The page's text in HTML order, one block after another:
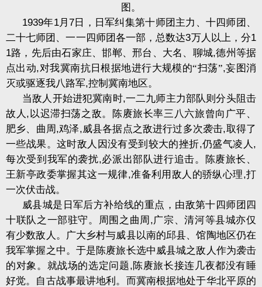
图。
1939年1月7 日，日军纠集第十师团主力、十四师团、
二十七师团、一一四师团各一部，总数达3万人以上，分1
1路，先后由石家庄、邯郸、邢台、大名、聊城,德州等据
点出动,对我冀南抗日根据地进行大规模的“扫荡”,妄图消
灭或驱逐我八路军,控制冀南地区。
当敌人开始进犯冀南时,一二九师主力部队则分头阻击
故人 ,以迟滞扫荡之敌。陈赓旅长率三八六旅曾向广平、
肥乡、曲周 ,鸡泽,威县各据点之敌进行过多次袭击,取得了
一些战果。这时敌人因没有受到较大的挫折,仍盛气凌人 ,
每次受到我军的袭扰,必派出部队进行追击。陈赓旅长、
王新亭政委掌握其这一规律,准备利用敌人的骄纵心理,打
一次伏击战。
威县城是日军后方补给线的重点，由敌第十四师团四
十联队之一部驻守。周围之曲周 ,广宗、清河等县城亦仅
有少数敌人。广大乡村与威县以南的邱县、馆陶地区仍在
我军掌握之中。于是陈赓旅长选中威县城之敌人作为袭击
的对象。就战场的选定问题,陈赓旅长接连几夜都没有睡
好觉。自古战事最讲地利。而冀南根据地处于华北平原的